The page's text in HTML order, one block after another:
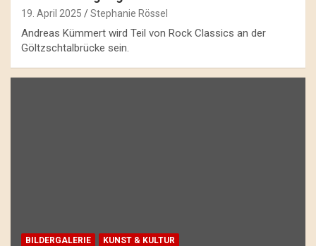
19. April 2025 Stephanie Rössel
Andreas Kümmert wird Teil von Rock Classics an der
Göltzschtalbrücke sein.
BILDERGALERIE KUNST & KULTUR